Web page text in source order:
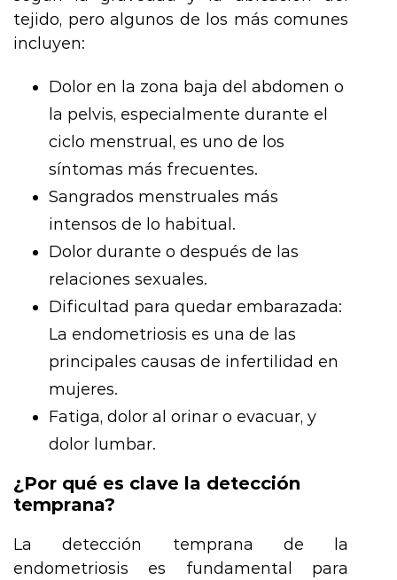
tejido, pero algunos de los más comunes
incluyen:
Dolor en la zona baja del abdomen o
la pelvis, especialmente durante el
ciclo menstrual, es uno de los
síntomas más frecuentes.
Sangrados menstruales más
intensos de lo habitual.
Dolor durante o después de las
relaciones sexuales.
Dificultad para quedar embarazada:
La endometriosis es una de las
principales causas de infertilidad en
mujeres.
Fatiga, dolor al orinar o evacuar, y
dolor lumbar.
¿Por qué es clave la detección
temprana?
La detección temprana de la
endometriosis es fundamental para